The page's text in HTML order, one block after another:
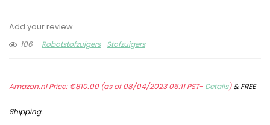
Add your review
106
Robotstofzuigers Stofzuigers
Amazon.nl Price:€810.00(as of 08/04/2023 06:11 PST- Details)&FREE
Shipping.